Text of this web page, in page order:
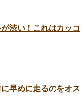
渋い！これはカッコ
早めに走るのをオス